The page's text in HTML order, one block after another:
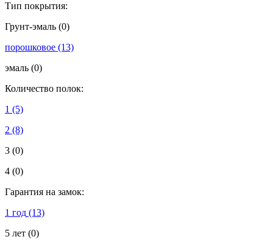
Тип покрытия:
Грунт-эмаль (0)
порошковое (13)
эмаль (0)
Количество полок:
1 (5)
2 (8)
3 (0)
4 (0)
Гарантия на замок:
1 год (13)
5 лет (0)